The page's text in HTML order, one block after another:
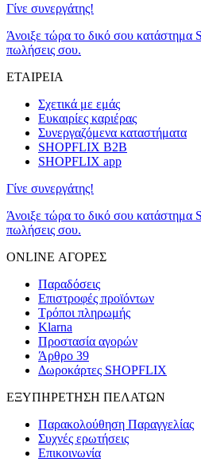
Γίνε συνεργάτης!
Άνοιξε τώρα το δικό σου κατάστημα
πωλήσεις σου.
ΕΤΑΙΡΕΙΑ
Σχετικά με εμάς
Ευκαιρίες καριέρας
Συνεργαζόμενα καταστήματα
SHOPFLIX B2B
SHOPFLIX app
Γίνε συνεργάτης!
Άνοιξε τώρα το δικό σου κατάστημα
πωλήσεις σου.
ONLINE ΑΓΟΡΕΣ
Παραδόσεις
Επιστροφές προϊόντων
Τρόποι πληρωμής
Klarna
Προστασία αγορών
Άρθρο 39
Δωροκάρτες SHOPFLIX
ΕΞΥΠΗΡΕΤΗΣΗ ΠΕΛΑΤΩΝ
Παρακολούθηση Παραγγελίας
Συχνές ερωτήσεις
Επικοινωνία